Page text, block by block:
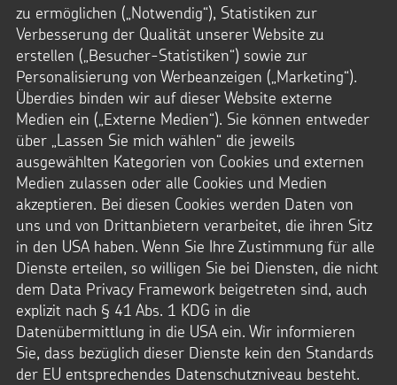
Testament (18.11.2025)
Noch nie waren Tod und Sterben für mich so nah
wie in der letzten Zeit.
Ich habe kürzlich beide Eltern verloren. Zwei geliebte
Menschen, die mir sehr viel bedeutet haben ...
Datei Info
Dateityp: MP3
Dateigröße: 4,6 MB
© Urte Podszuweit / Kindermissionswerk
Herunterladen
zu ermöglichen („Notwendig“), Statistiken zur
Verbesserung der Qualität unserer Website zu
erstellen („Besucher-Statistiken“) sowie zur
Personalisierung von Werbeanzeigen („Marketing“).
Überdies binden wir auf dieser Website externe
Medien ein („Externe Medien“). Sie können entweder
über „Lassen Sie mich wählen“ die jeweils
ausgewählten Kategorien von Cookies und externen
Medien zulassen oder alle Cookies und Medien
akzeptieren. Bei diesen Cookies werden Daten von
uns und von Drittanbietern verarbeitet, die ihren Sitz
in den USA haben. Wenn Sie Ihre Zustimmung für alle
Dienste erteilen, so willigen Sie bei Diensten, die nicht
dem Data Privacy Framework beigetreten sind, auch
explizit nach § 41 Abs. 1 KDG in die
Datenübermittlung in die USA ein. Wir informieren
Sie, dass bezüglich dieser Dienste kein den Standards
der EU entsprechendes Datenschutzniveau besteht.